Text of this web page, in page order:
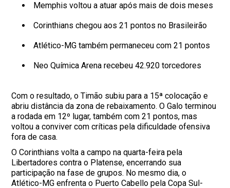
Memphis voltou a atuar após mais de dois meses
Corinthians chegou aos 21 pontos no Brasileirão
Atlético-MG também permaneceu com 21 pontos
Neo Química Arena recebeu 42.920 torcedores
Com o resultado, o Timão subiu para a 15ª colocação e
abriu distância da zona de rebaixamento. O Galo terminou
a rodada em 12º lugar, também com 21 pontos, mas
voltou a conviver com críticas pela dificuldade ofensiva
fora de casa.
O Corinthians volta a campo na quarta-feira pela
Libertadores contra o Platense, encerrando sua
participação na fase de grupos. No mesmo dia, o
Atlético-MG enfrenta o Puerto Cabello pela Copa Sul-